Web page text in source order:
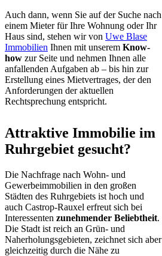
Auch dann, wenn Sie auf der Suche nach
einem Mieter für Ihre Wohnung oder Ihr
Haus sind, stehen wir von Uwe Blase
Immobilien Ihnen mit unserem Know-
how zur Seite und nehmen Ihnen alle
anfallenden Aufgaben ab – bis hin zur
Erstellung eines Mietvertrages, der den
Anforderungen der aktuellen
Rechtsprechung entspricht.
Attraktive Immobilie im
Ruhrgebiet gesucht?
Die Nachfrage nach Wohn- und
Gewerbeimmobilien in den großen
Städten des Ruhrgebiets ist hoch und
auch Castrop-Rauxel erfreut sich bei
Interessenten zunehmender Beliebtheit.
Die Stadt ist reich an Grün- und
Naherholungsgebieten, zeichnet sich aber
gleichzeitig durch die Nähe zu